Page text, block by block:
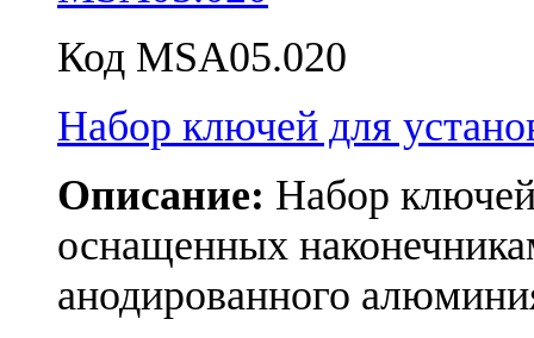
Код MSA05.020
Набор ключей для
Описание: Набор
оснащенных
анодированного